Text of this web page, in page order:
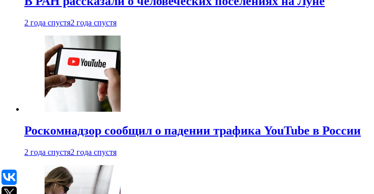
2 года спустя2 года спустя
Роскомнадзор сообщил о падении трафика YouTube в России
2 года спустя2 года спустя